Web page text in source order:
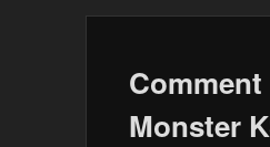
Monster